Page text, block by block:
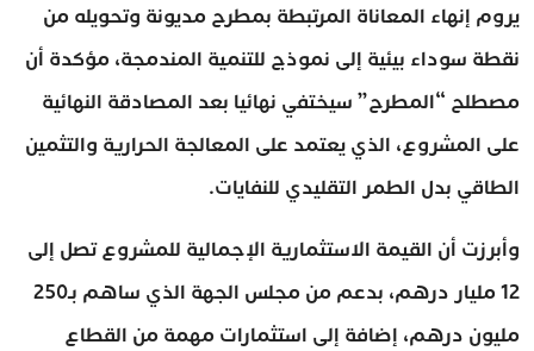
يروم إنهاء المعاناة المرتبطة بمطرح مديونة وتحويله من
نقطة سوداء بيئية إلى نموذج للتنمية المندمجة، مؤكدة أن
مصطلح “المطرح” سيختفي نهائيا بعد المصادقة النهائية
على المشروع، الذي يعتمد على المعالجة الحرارية والتثمين
الطاقي بدل الطمر التقليدي للنفايات.
وأبرزت أن القيمة الاستثمارية الإجمالية للمشروع تصل إلى
12 مليار درهم، بدعم من مجلس الجهة الذي ساهم بـ250
مليون درهم، إضافة إلى استثمارات مهمة من القطاع